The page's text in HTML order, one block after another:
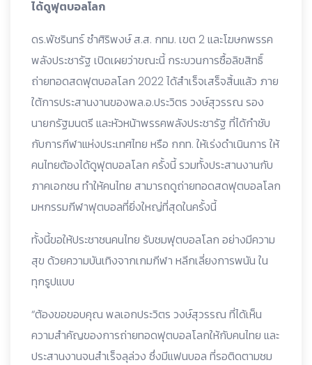
ได้ดูฟุตบอลโลก
ดร.พัชรินทร์ ซำศิริพงษ์ ส.ส. กทม. เขต 2 และโฆษกพรรค
พลังประชารัฐ เปิดเผยว่าขณะนี้ กระบวนการซื้อลิขสิทธิ์
ถ่ายทอดสดฟุตบอลโลก 2022 ได้สำเร็จเสร็จสิ้นแล้ว ภาย
ใต้การประสานงานของพล.อ.ประวิตร วงษ์สุวรรณ รอง
นายกรัฐมนตรี และหัวหน้าพรรคพลังประชารัฐ ที่ได้กำชับ
กับการกีฬาแห่งประเทศไทย หรือ กกท. ให้เร่งดำเนินการ ให้
คนไทยต้องได้ดูฟุตบอลโลก ครั้งนี้ รวมทั้งประสานงานกับ
ภาคเอกชน ทำให้คนไทย สามารถดูถ่ายทอดสดฟุตบอลโลก
มหกรรมกีฬาฟุตบอลที่ยิ่งใหญ่ที่สุดในครั้งนี้
ทั้งนี้ขอให้ประชาชนคนไทย รับชมฟุตบอลโลก อย่างมีความ
สุข ด้วยความบันเทิงจากเกมกีฬา หลีกเลี่ยงการพนัน ใน
ทุกรูปแบบ
“ต้องขอขอบคุณ พลเอกประวิตร วงษ์สุวรรณ ที่ได้เห็น
ความสำคัญของการถ่ายทอดฟุตบอลโลกให้กับคนไทย และ
ประสานงานจนสำเร็จลุล่วง ซึ่งมีแฟนบอล ที่รอติดตามชม